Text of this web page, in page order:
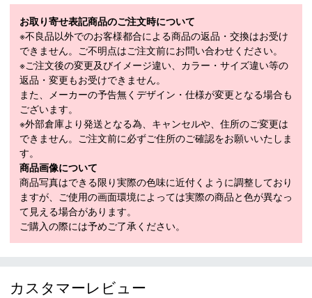
サイズ
H32cm×W47cm×D19cm
お取り寄せ表記商品のご注文時について
※不良品以外でのお客様都合による商品の返品・交換はお受け
できません。ご不明点はご注文前にお問い合わせください。
※ご注文後の変更及びイメージ違い、カラー・サイズ違い等の
返品・変更もお受けできません。
また、メーカーの予告無くデザイン・仕様が変更となる場合も
ございます。
※外部倉庫より発送となる為、キャンセルや、住所のご変更は
できません。ご注文前に必ずご住所のご確認をお願いいたしま
す。
商品画像について
商品写真はできる限り実際の色味に近付くように調整しており
ますが、ご使用の画面環境によっては実際の商品と色が異なっ
て見える場合があります。
ご購入の際には予めご了承ください。
カスタマーレビュー